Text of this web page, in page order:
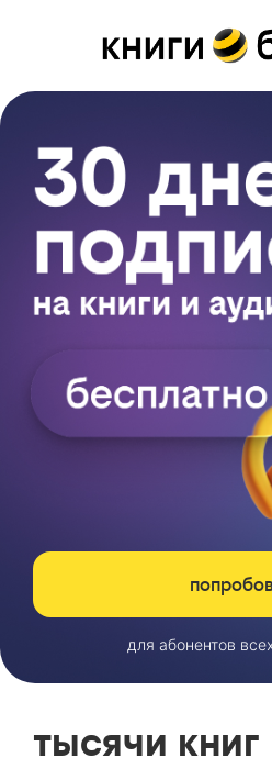
для абонентов
тысячи книг